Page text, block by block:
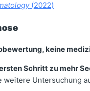
(2022)
keine
Schritt zu mehr
weitere Untersuchung